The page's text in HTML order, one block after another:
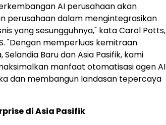
AI perusahaan akan
perusahaan dalam mengintegrasikan
yang sesungguhnya," kata Carol Potts,
"Dengan memperluas kemitraan
Baru dan Asia Pasifik, kami
manfaat otomatisasi agen AI
dan membangun landasan tepercaya
di Asia Pasifik